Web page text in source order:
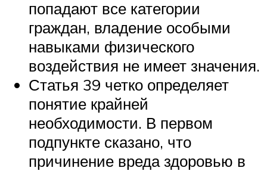
попадают все категории
граждан, владение особыми
навыками физического
воздействия не имеет значения.
Статья 39 четко определяет
понятие крайней
необходимости. В первом
подпункте сказано, что
причинение вреда здоровью в